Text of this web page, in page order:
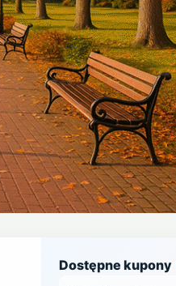
Dostępne kupony